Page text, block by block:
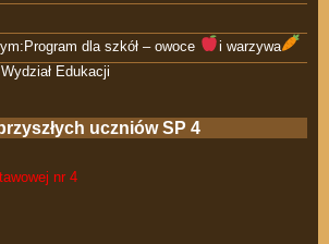
dla szkół – owoce
i warzywa
Edukacji
uczniów SP 4
nr 4